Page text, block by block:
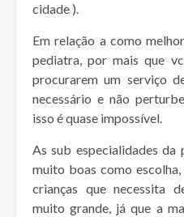
cidade ).
Em relação a como
pediatra, por mais que
procurarem um serviço
necessário e não
isso é quase impossível.
As sub especialidades da
muito boas como
crianças que necessita
muito grande, já que a